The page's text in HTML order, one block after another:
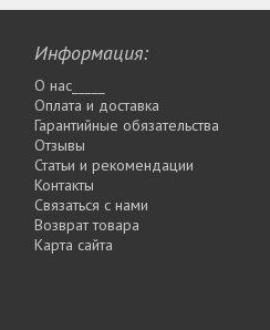
Информация:
О нас_____
Оплата и доставка
Гарантийные обязательства
Отзывы
Статьи и рекомендации
Контакты
Связаться с нами
Возврат товара
Карта сайта